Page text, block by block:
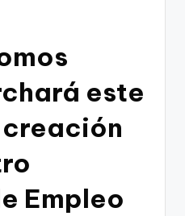
este
Empleo